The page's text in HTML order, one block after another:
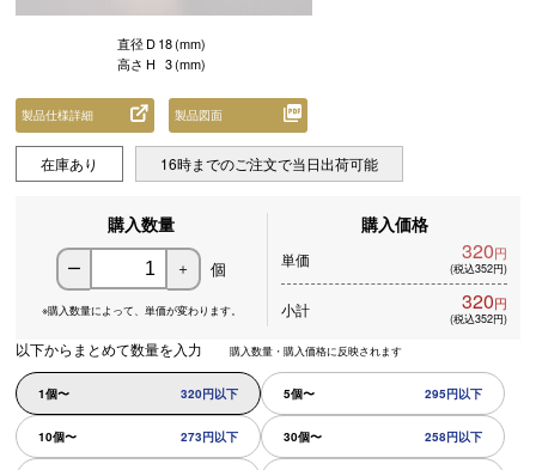
直径D18(mm)
高さ H 3(mm)
製品仕様詳細 製品図面
在庫あり 16時までのご注文で当日出荷可能
購入数量
ー ＋ 個
※購入数量によって、 単価が変わります。
購入価格
単価 320円
(税込352円)
小計 320円
(税込352円)
以下からまとめて数量を入力 購入数量・購入価格に反映されます
1個〜 320円以下 5個〜 295円以下
10個〜 273円以下 30個〜 258円以下